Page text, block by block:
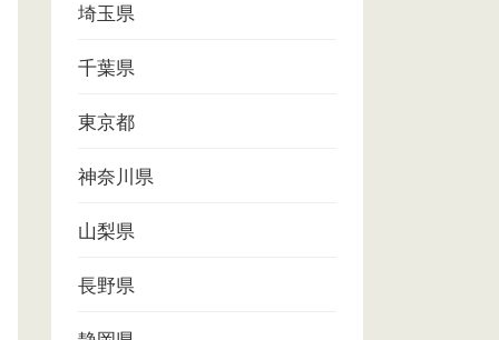
埼玉県
千葉県
東京都
神奈川県
山梨県
長野県